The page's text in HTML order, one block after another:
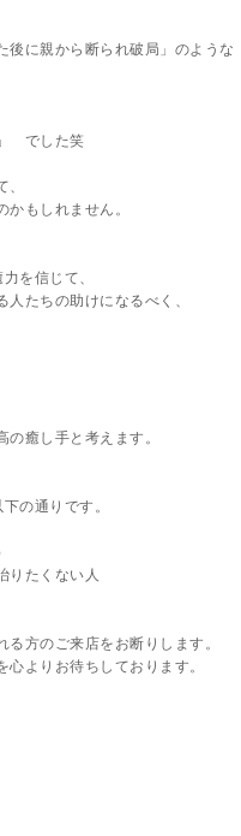
後に親から断られ破局」のような
でした笑
もしれません。
を信じて、
たちの助けになるべく、
癒し手と考えます。
の通りです。
りたくない人
方のご来店をお断りします。
よりお待ちしております。